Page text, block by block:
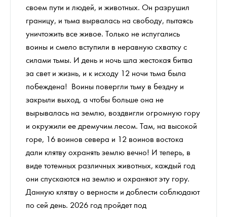
своем пути и людей, и животных. Он разрушил
границу, и тьма вырвалась на свободу, пытаясь
уничтожить все живое. Только не испугались
воины и смело вступили в неравную схватку с
силами тьмы. И день и ночь шла жестокая битва
за свет и жизнь, и к исходу 12 ночи тьма была
побеждена! Воины повергли тьму в бездну и
закрыли выход, а чтобы больше она не
вырывалась на землю, воздвигли огромную гору
и окружили ее дремучим лесом. Там, на высокой
горе, 16 воинов севера и 12 воинов востока
дали клятву охранять землю вечно! И теперь, в
виде тотемных различных животных, каждый год
они спускаются на землю и охраняют эту гору.
Данную клятву о верности и доблести соблюдают
по сей день. 2026 год пройдет под